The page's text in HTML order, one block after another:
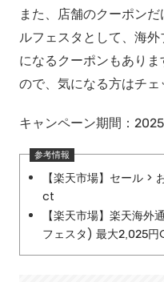
また、店舗のクーポン
ルフェスタとして、海
になるクーポンもあり
ので、気になる方はチェ
キャンペーン期間：
【楽天市場】セール >
ct
【楽天市場】楽天海
フェスタ) 最大2,025円